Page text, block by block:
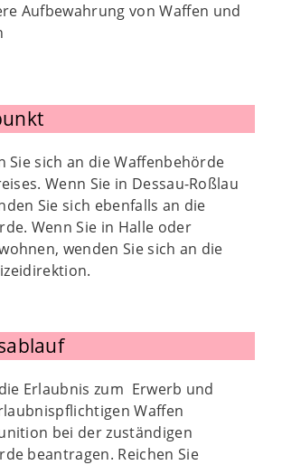
Aufbewahrung von Waffen und
Sie sich an die Waffenbehörde
Wenn Sie in Dessau-Roßlau
Sie sich ebenfalls an die
Wenn Sie in Halle oder
wenden Sie sich an die
Erlaubnis zum Erwerb und
Waffen
bei der zuständigen
beantragen. Reichen Sie